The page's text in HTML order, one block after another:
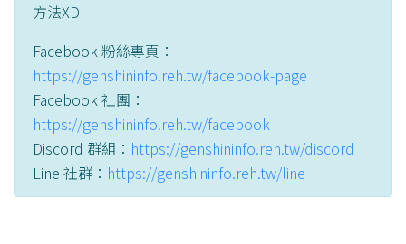
方法XD
Facebook 粉絲專頁：
https://genshininfo.reh.tw/facebook-page
Facebook 社團：
https://genshininfo.reh.tw/facebook
Discord 群組： https://genshininfo.reh.tw/discord
Line 社群： https://genshininfo.reh.tw/line